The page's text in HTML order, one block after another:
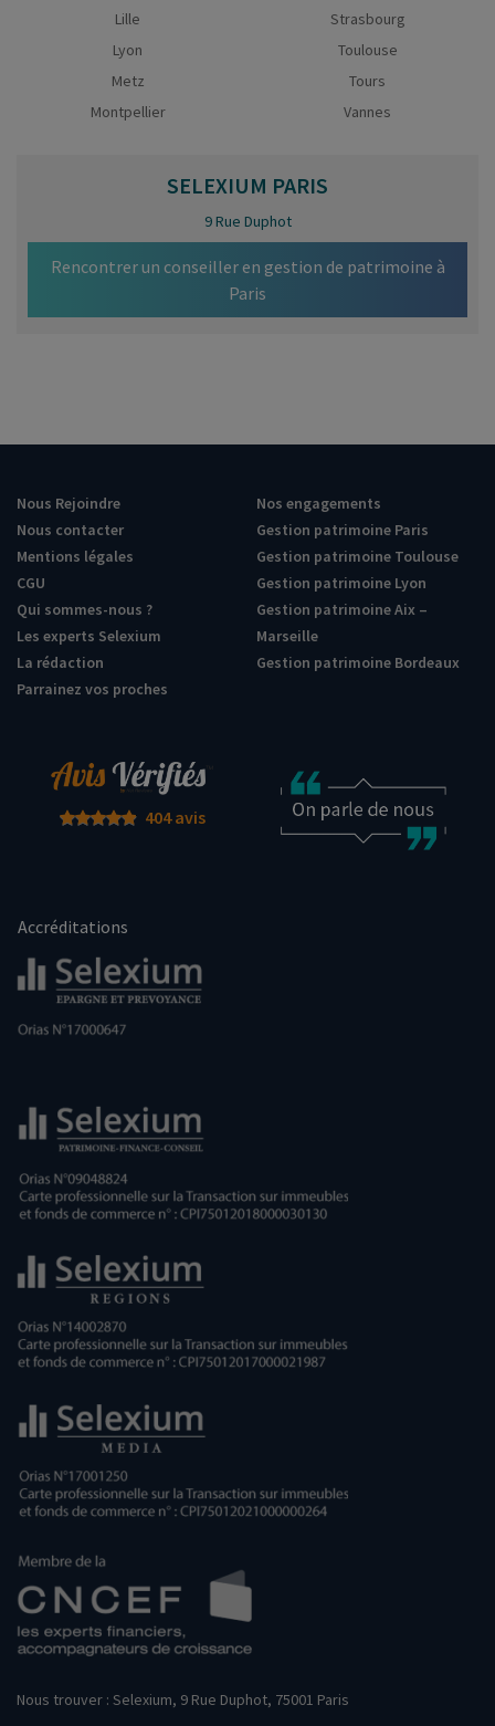
Lille
Lyon
Metz
Montpellier
Strasbourg
Toulouse
Tours
Vannes
SELEXIUM PARIS
9 Rue Duphot
Rencontrer un conseiller en gestion de patrimoine à
Paris
Nous Rejoindre
Nous contacter
Mentions légales
CGU
Qui sommes-nous ?
Les experts Selexium
La rédaction
Parrainez vos proches
Nos engagements
Gestion patrimoine Paris
Gestion patrimoine Toulouse
Gestion patrimoine Lyon
Gestion patrimoine Aix –
Marseille
Gestion patrimoine Bordeaux
404 avis
Accréditations
Nous trouver : Selexium, 9 Rue Duphot, 75001 Paris